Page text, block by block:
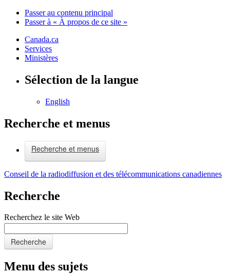
Passer au contenu principal
Passer à « À propos de ce site »
Canada.ca
Services
Ministères
Sélection de la langue
English
Recherche et menus
Recherche et menus
Conseil de la radiodiffusion et des télécommunications canadiennes
Recherche
Recherchez le site Web
Recherche
Menu des sujets